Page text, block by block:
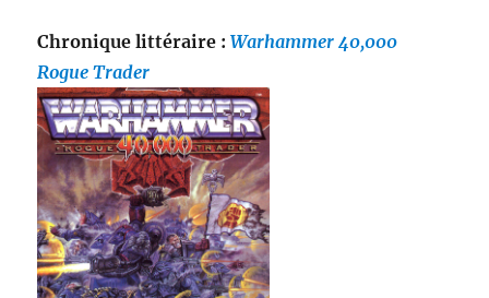
Chronique littéraire :Warhammer 40,000
Rogue Trader